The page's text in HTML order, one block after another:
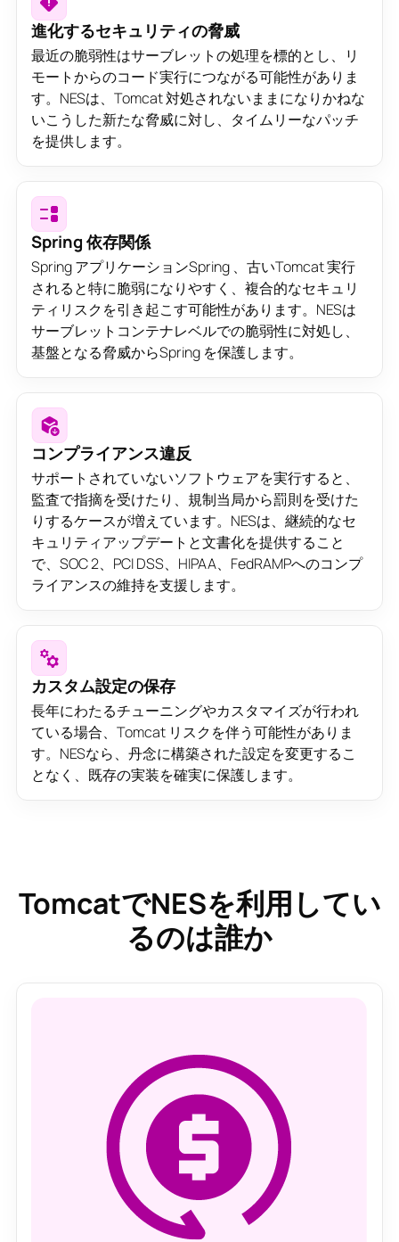
進化するセキュリティの脅威
最近の脆弱性はサーブレットの処理を標的とし、リ
モートからのコード実行につながる可能性がありま
す。NESは、Tomcat 対処されないままになりかねな
いこうした新たな脅威に対し、タイムリーなパッチ
を提供します。
Spring 依存関係
Spring アプリケーションSpring 、古いTomcat 実行
されると特に脆弱になりやすく、複合的なセキュリ
ティリスクを引き起こす可能性があります。NESは
サーブレットコンテナレベルでの脆弱性に対処し、
基盤となる脅威からSpring を保護します。
コンプライアンス違反
サポートされていないソフトウェアを実行すると、
監査で指摘を受けたり、規制当局から罰則を受けた
りするケースが増えています。NESは、継続的なセ
キュリティアップデートと文書化を提供すること
で、SOC 2、PCI DSS、HIPAA、FedRAMPへのコンプ
ライアンスの維持を支援します。
カスタム設定の保存
長年にわたるチューニングやカスタマイズが行われ
ている場合、Tomcat リスクを伴う可能性がありま
す。NESなら、丹念に構築された設定を変更するこ
となく、既存の実装を確実に保護します。
TomcatでNESを利用してい
るのは誰か